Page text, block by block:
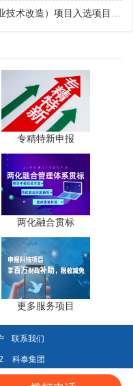
有设备研发功能改造支
能调试费用，需提供改
试验调试费、性能测
录、调试报告、费用票
控
支出"，按月归集费用，
、材料、设备等费用发
辅助账需留存研发立项
，作为税务核查核心依
请书、可行性研究报
项目库申报时间、条件要求、补助奖励
专精特新申报
两化融合贯标
更多服务项目
联系我们
科泰集团